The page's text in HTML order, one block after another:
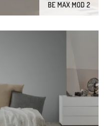
BE MAX MOD 2